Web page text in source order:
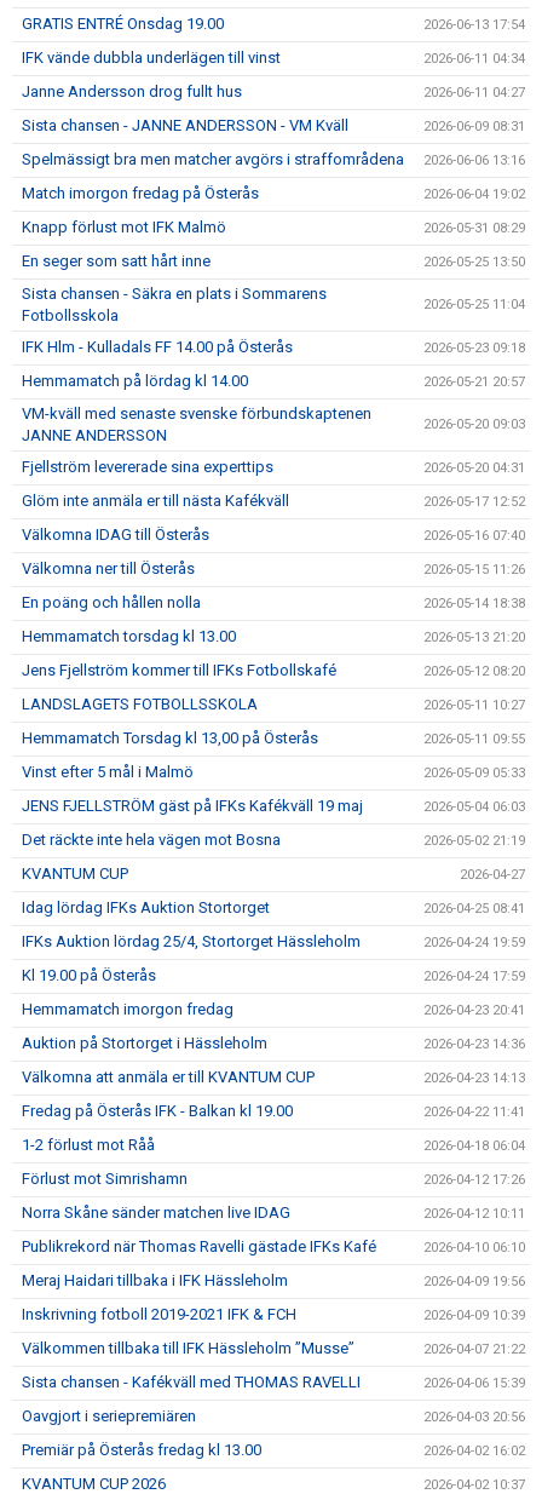
GRATIS ENTRÉ Onsdag 19.00 2026-06-13 17:54
IFK vände dubbla underlägen till vinst 2026-06-11 04:34
Janne Andersson drog fullt hus 2026-06-11 04:27
Sista chansen - JANNE ANDERSSON - VM Kväll 2026-06-09 08:31
Spelmässigt bra men matcher avgörs i straffområdena 2026-06-06 13:16
Match imorgon fredag på Österås 2026-06-04 19:02
Knapp förlust mot IFK Malmö 2026-05-31 08:29
En seger som satt hårt inne 2026-05-25 13:50
Sista chansen - Säkra en plats i Sommarens
Fotbollsskola
2026-05-25 11:04
IFK Hlm - Kulladals FF 14.00 på Österås 2026-05-23 09:18
Hemmamatch på lördag kl 14.00 2026-05-21 20:57
VM-kväll med senaste svenske förbundskaptenen
JANNE ANDERSSON
2026-05-20 09:03
Fjellström levererade sina experttips 2026-05-20 04:31
Glöm inte anmäla er till nästa Kafékväll 2026-05-17 12:52
Välkomna IDAG till Österås 2026-05-16 07:40
Välkomna ner till Österås 2026-05-15 11:26
En poäng och hållen nolla 2026-05-14 18:38
Hemmamatch torsdag kl 13.00 2026-05-13 21:20
Jens Fjellström kommer till IFKs Fotbollskafé 2026-05-12 08:20
LANDSLAGETS FOTBOLLSSKOLA 2026-05-11 10:27
Hemmamatch Torsdag kl 13,00 på Österås 2026-05-11 09:55
Vinst efter 5 mål i Malmö 2026-05-09 05:33
JENS FJELLSTRÖM gäst på IFKs Kafékväll 19 maj 2026-05-04 06:03
Det räckte inte hela vägen mot Bosna 2026-05-02 21:19
KVANTUM CUP 2026-04-27
Idag lördag IFKs Auktion Stortorget 2026-04-25 08:41
IFKs Auktion lördag 25/4, Stortorget Hässleholm 2026-04-24 19:59
Kl 19.00 på Österås 2026-04-24 17:59
Hemmamatch imorgon fredag 2026-04-23 20:41
Auktion på Stortorget i Hässleholm 2026-04-23 14:36
Välkomna att anmäla er till KVANTUM CUP 2026-04-23 14:13
Fredag på Österås IFK - Balkan kl 19.00 2026-04-22 11:41
1-2 förlust mot Råå 2026-04-18 06:04
Förlust mot Simrishamn 2026-04-12 17:26
Norra Skåne sänder matchen live IDAG 2026-04-12 10:11
Publikrekord när Thomas Ravelli gästade IFKs Kafé 2026-04-10 06:10
Meraj Haidari tillbaka i IFK Hässleholm 2026-04-09 19:56
Inskrivning fotboll 2019-2021 IFK & FCH 2026-04-09 10:39
Välkommen tillbaka till IFK Hässleholm ”Musse” 2026-04-07 21:22
Sista chansen - Kafékväll med THOMAS RAVELLI 2026-04-06 15:39
Oavgjort i seriepremiären 2026-04-03 20:56
Premiär på Österås fredag kl 13.00 2026-04-02 16:02
KVANTUM CUP 2026 2026-04-02 10:37